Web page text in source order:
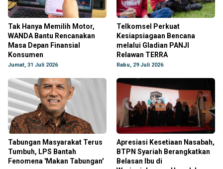
Tak Hanya Memilih Motor,
WANDA Bantu Rencanakan
Masa Depan Finansial
Konsumen
Jumat, 31 Juli 2026
Telkomsel Perkuat
Kesiapsiagaan Bencana
melalui Gladian PANJI
Relawan TERRA
Rabu, 29 Juli 2026
Tabungan Masyarakat Terus
Tumbuh, LPS Bantah
Fenomena 'Makan Tabungan'
Apresiasi Kesetiaan Nasabah,
BTPN Syariah Berangkatkan
Belasan Ibu di